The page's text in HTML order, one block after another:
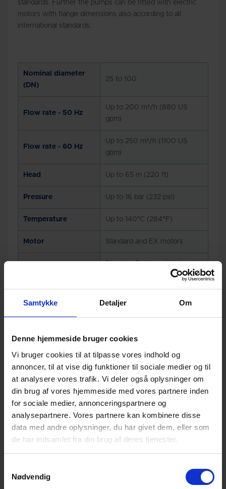
Samtykke Detaljer Om
Denne hjemmeside bruger cookies
Vi bruger cookies til at tilpasse vores indhold og
annoncer, til at vise dig funktioner til sociale medier og til
at analysere vores trafik. Vi deler også oplysninger om
din brug af vores hjemmeside med vores partnere inden
for sociale medier, annonceringspartnere og
analysepartnere. Vores partnere kan kombinere disse
data med andre oplysninger, du har givet dem, eller som
de har indsamlet fra din brug af deres tjenester.
Nødvendig
standards. Further the pumps can be fitted with electric
motors with flange dimensions also according to all
international standards.
Nominal diameter
(DN)
25 to 100
Flow rate - 50 Hz
Up to 200 m³/h (880 US
gpm)
Flow rate - 60 Hz
Up to 250 m³/h (1100 US
gpm)
Head Up to 65 m (220 ft)
Pressure Up to 16 bar (232 psi)
Temperature Up to 140°C (284°F)
Motor Standard and EX motors
Direct or Bulkhead/Wall-
VIDEO
BROSCHYR
MANUALER